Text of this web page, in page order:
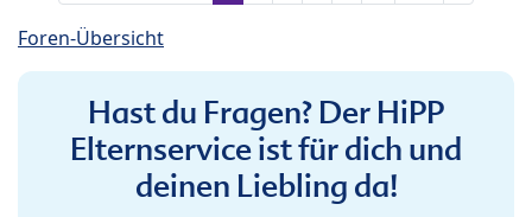
Foren-Übersicht
Hast du Fragen? Der HiPP
Elternservice ist für dich und
deinen Liebling da!